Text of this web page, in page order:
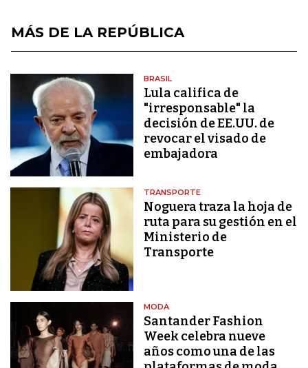
MÁS DE LA REPÚBLICA
BRASIL
Lula califica de
"irresponsable" la
decisión de EE.UU. de
revocar el visado de
embajadora
TRANSPORTE
Noguera traza la hoja de
ruta para su gestión en el
Ministerio de
Transporte
MODA
Santander Fashion
Week celebra nueve
años como una de las